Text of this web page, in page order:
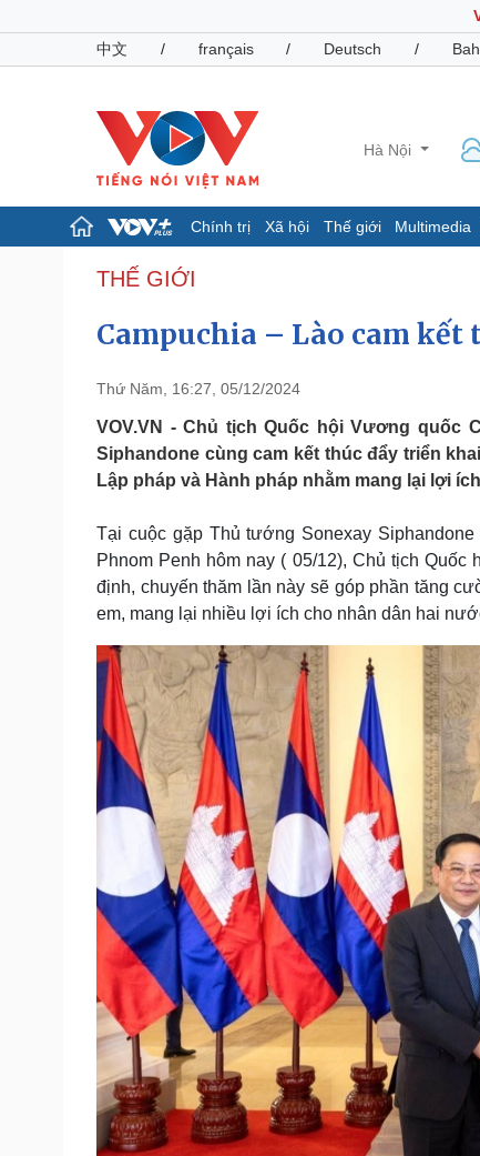
中文
/ français / Deutsch /
Hà Nội
Chính trị Xã hội Thế giới Multimedia
Chính trị
Tổ chức nhân sự
Quốc hội
Dự báo thời tiết
Giáo dục
Biển đảo
Pháp luật
Vụ án
Tư vấn luật
Quân sự - Quốc
Vũ khí
Phân tích
Sức khỏe
Dinh dưỡng - món ngon
Cây thuốc
Sản phụ khoa
Nhi khoa
Nam khoa
Làm đẹp - giảm cân
Phòng mạch online
Ăn sạch sống khỏe
Đời sống
Nhà đẹp
Tình yêu - Gia đình
Cải chính
THẾ GIỚI
Campuchia – Lào cam kết
Thứ Năm, 16:27, 05/12/2024
VOV.VN - Chủ tịch Quốc hội Vương quốc
Siphandone cùng cam kết thúc đẩy triển
Lập pháp và Hành pháp nhằm mang lại lợi
Tại cuộc gặp Thủ tướng Sonexay
Phnom Penh hôm nay ( 05/12), Chủ tịch
định, chuyến thăm lần này sẽ góp phần tăng
em, mang lại nhiều lợi ích cho nhân dân hai